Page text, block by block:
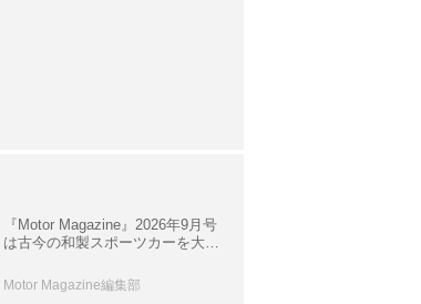
『Motor Magazine』2026年9月号
は古今の和製スポーツカーを大特
情報も満載
Motor Magazine編集部